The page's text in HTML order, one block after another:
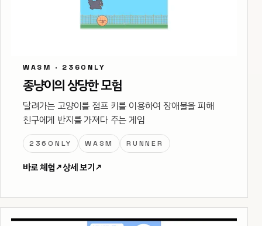
WASM · 236ONLY
종냥이의 상당한 모험
달려가는 고양이를 점프 키를 이용하여 장애물을 피해
친구에게 반지를 가져다 주는 게임
236ONLY WASM RUNNER
바로 체험↗상세 보기↗